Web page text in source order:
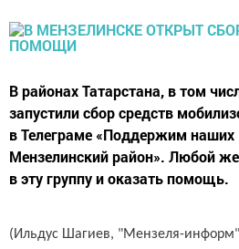
В районах Татарстана, в том
запустили сбор средств
в Телеграме «Поддержим наших
Мензелинский район». Любой
в эту группу и оказать помощь.
(Ильдус Шагиев, "Мензеля-